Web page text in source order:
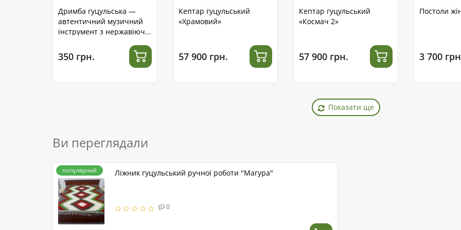
Дримба гуцульська —
автентичний музичний
інструмент з нержавіючої
350 грн.
Кептар гуцульський
«Храмовий»
57 900 грн.
Кептар гуцульський
«Космач 2»
57 900 грн.
Постоли
3 700
Показати ще
Ви переглядали
популярний Ліжник гуцульський ручної роботи "Магура"
0